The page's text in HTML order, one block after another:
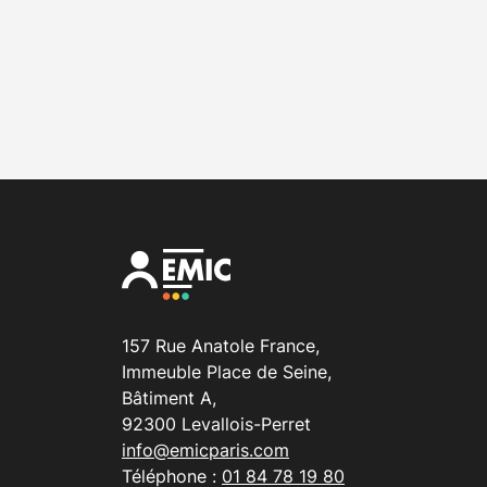
157 Rue Anatole France,
Immeuble Place de Seine,
Bâtiment A,
92300 Levallois-Perret
info@emicparis.com
Téléphone : 01 84 78 19 80